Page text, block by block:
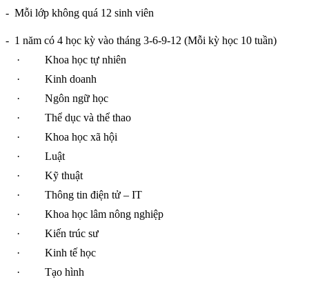
- Mỗi lớp không quá 12 sinh viên
- 1 năm có 4 học kỳ vào tháng 3-6-9-12 (Mỗi kỳ học 10 tuần)
·
Khoa học tự nhiên
·
Kinh doanh
·
Ngôn ngữ học
·
Thể dục và thể thao
·
Khoa học xã hội
·
Luật
·
Kỹ thuật
·
Thông tin điện tử – IT
·
Khoa học lâm nông nghiệp
·
Kiến trúc sư
·
Kinh tế học
·
Tạo hình